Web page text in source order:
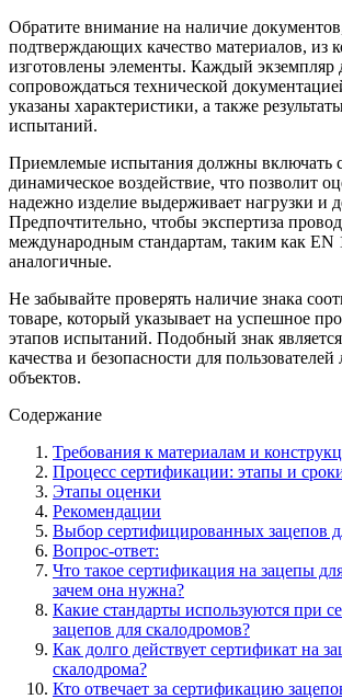
Обратите внимание на наличие
подтверждающих качество материалов, из
изготовлены элементы. Каждый экземпляр
сопровождаться технической
указаны характеристики, а также
испытаний.
Приемлемые испытания должны включать
динамическое воздействие, что позволит
надежно изделие выдерживает нагрузки и
Предпочтительно, чтобы экспертиза
международным стандартам, таким как EN
аналогичные.
Не забывайте проверять наличие знака
товаре, который указывает на успешное
этапов испытаний. Подобный знак
качества и безопасности для пользователей
объектов.
Содержание
Требования к материалам и
Процесс сертификации: этапы и
Этапы оценки
Рекомендации
Выбор сертифицированных зацепов
Вопрос-ответ:
Что такое сертификация на зацепы
зачем она нужна?
Какие стандарты используются при
зацепов для скалодромов?
Как долго действует сертификат на
скалодрома?
Кто отвечает за сертификацию